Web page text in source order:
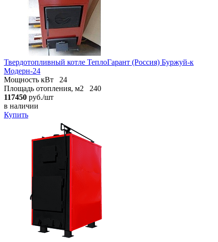
Твердотопливный котле ТеплоГарант (Россия) Буржуй-к
Модерн-24
Мощность кВт
24
Площадь отопления, м2
240
117450 руб./шт
в наличии
Купить